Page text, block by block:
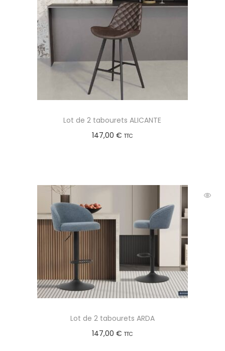
Lot de 2 tabourets ALICANTE
147,00 € TTC
Lot de 2 tabourets ARDA
147,00 € TTC